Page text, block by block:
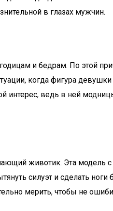
в глазах мужчин.
и бедрам. По этой
когда фигура
интерес, ведь в ней
животик. Эта модель
силуэт и сделать ноги
мерить, чтобы не